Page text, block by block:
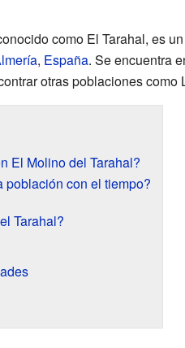
como El Tarahal, es
, España. Se encuentra
otras poblaciones como
El Molino del Tarahal?
población con el tiempo?
Tarahal?